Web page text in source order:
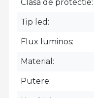
Clasa de protectie
Tip led
Flux luminos
Material
Putere